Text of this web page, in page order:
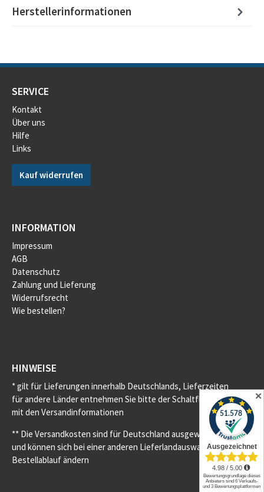
Herstellerinformationen
SERVICE
Kontakt
Über uns
Hilfe
Links
Kauf widerrufen
INFORMATION
Impressum
AGB
Datenschutz
Zahlung und Lieferung
Widerrufsrecht
Wie bestellen?
HINWEISE
* gilt für Lieferungen innerhalb Deutschlands, Lieferzeiten
für andere Länder entnehmen Sie bitte der Schaltfläche
mit den Versandinformationen
** Die Versandkosten sind für Deutschland ausgewiesen
und können sich bei einer anderen Lieferlandauswahl im
Bestellablauf ändern
✕